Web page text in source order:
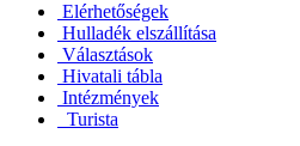
Elérhetőségek
Hulladék elszállítása
Választások
Hivatali tábla
Intézmények
Turista